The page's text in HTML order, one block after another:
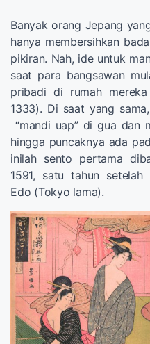
Banyak orang Jepang
hanya membersihkan
pikiran. Nah, ide untuk
saat para bangsawan
pribadi di rumah
1333). Di saat yang
“mandi uap” di gua dan
hingga puncaknya ada
inilah sento pertama
1591, satu tahun setelah
Edo (Tokyo lama).